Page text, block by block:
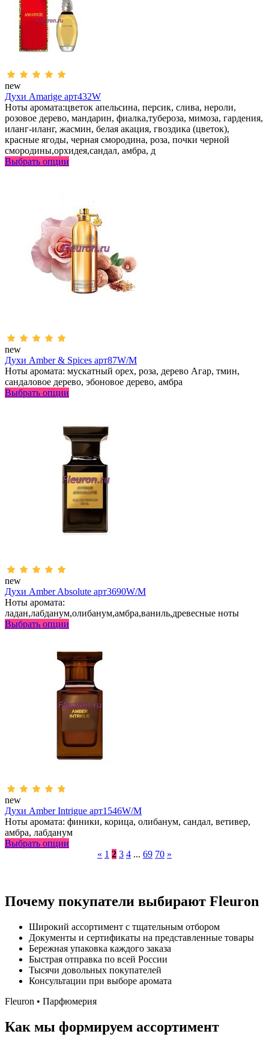
new
Духи Amarige арт432W
Ноты аромата:цветок апельсина, персик, слива, нероли,
розовое дерево, мандарин, фиалка,тубероза, мимоза, гардения,
иланг-иланг, жасмин, белая акация, гвоздика (цветок),
красные ягоды, черная смородина, роза, почки черной
смородины,орхидея,сандал, амбра, д
Выбрать опции
new
Духи Amber & Spices арт87W/M
Ноты аромата: мускатный орех, роза, дерево Агар, тмин,
сандаловое дерево, эбоновое дерево, амбра
Выбрать опции
new
Духи Amber Absolute арт3690W/M
Ноты аромата:
ладан,лабданум,олибанум,амбра,ваниль,древесные ноты
Выбрать опции
new
Духи Amber Intrigue арт1546W/M
Ноты аромата: финики, корица, олибанум, сандал, ветивер,
амбра, лабданум
Выбрать опции
« 1 2 3 4 ... 69 70 »
Почему покупатели выбирают Fleuron
Широкий ассортимент с тщательным отбором
Документы и сертификаты на представленные товары
Бережная упаковка каждого заказа
Быстрая отправка по всей России
Тысячи довольных покупателей
Консультации при выборе аромата
Fleuron • Парфюмерия
Как мы формируем ассортимент